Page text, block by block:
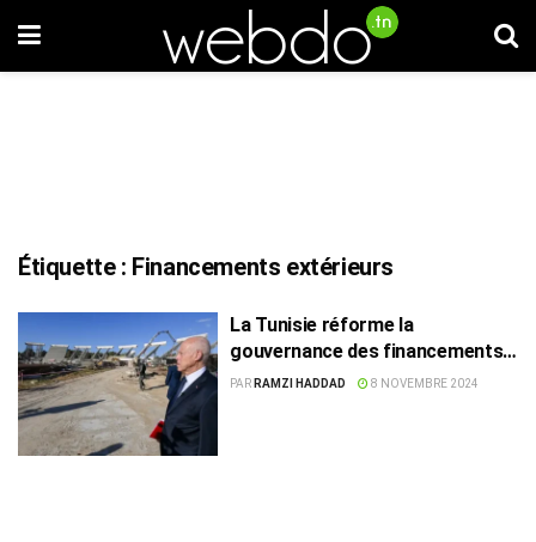
Étiquette : Financements extérieurs
La Tunisie réforme la
gouvernance des financements
extérieurs des projets publics
PAR RAMZI HADDAD 8 NOVEMBRE 2024